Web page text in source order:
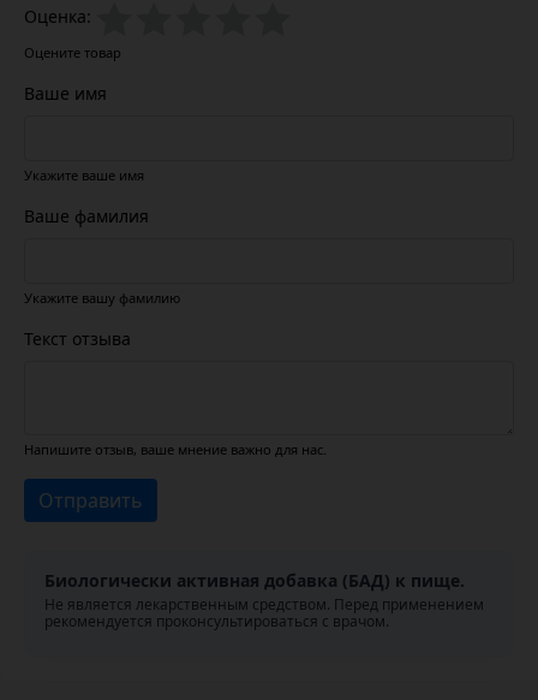
Оценка:
Оцените товар
Ваше имя
Укажите ваше имя
Ваше фамилия
Укажите вашу фамилию
Текст отзыва
Напишите отзыв, ваше мнение важно для нас.
Отправить
Биологически активная добавка (БАД) к пище.
Не является лекарственным средством. Перед применением
рекомендуется проконсультироваться с врачом.